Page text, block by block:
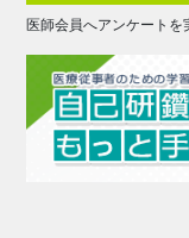
医師会員へアンケートを